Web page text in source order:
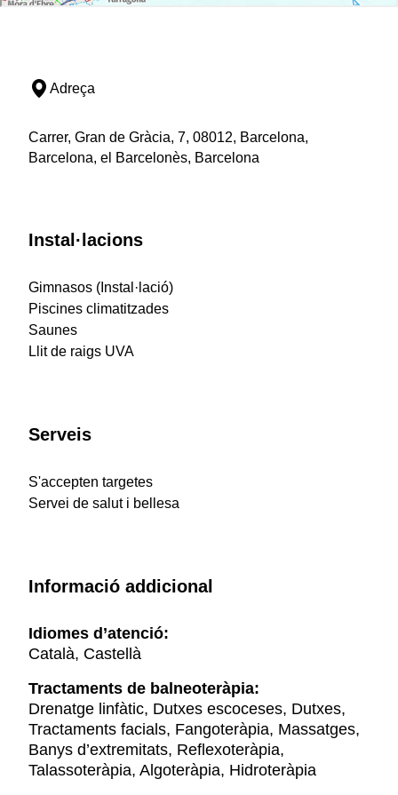
Adreça
Carrer, Gran de Gràcia, 7, 08012, Barcelona,
Barcelona, el Barcelonès, Barcelona
Instal·lacions
Gimnasos (Instal·lació)
Piscines climatitzades
Saunes
Llit de raigs UVA
Serveis
S'accepten targetes
Servei de salut i bellesa
Informació addicional
Idiomes d’atenció:
Català, Castellà
Tractaments de balneoteràpia:
Drenatge linfàtic, Dutxes escoceses, Dutxes,
Tractaments facials, Fangoteràpia, Massatges,
Banys d’extremitats, Reflexoteràpia,
Talassoteràpia, Algoteràpia, Hidroteràpia